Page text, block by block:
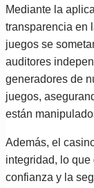
Mediante la
transparencia en
juegos se
auditores
generadores de
juegos,
están
Además, el
integridad, lo que
confianza y la